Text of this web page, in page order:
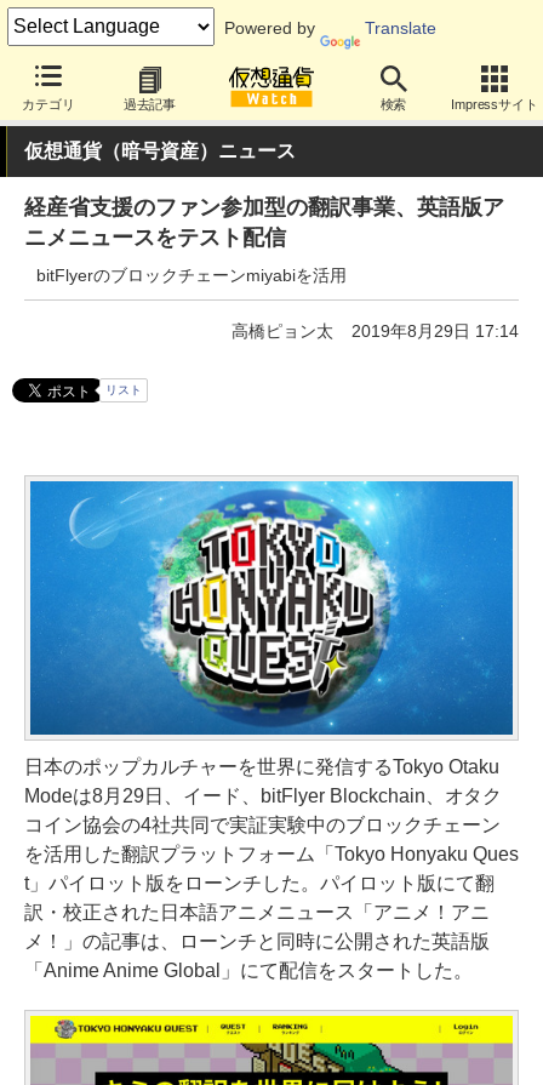
Powered by Translate
カテゴリ 過去記事 検索 Impressサイト
仮想通貨（暗号資産）ニュース
経産省支援のファン参加型の翻訳事業、英語版ア
ニメニュースをテスト配信
bitFlyerのブロックチェーンmiyabiを活用
高橋ピョン太 2019年8月29日 17:14
リスト
日本のポップカルチャーを世界に発信するTokyo Otaku
Modeは8月29日、イード、bitFlyer Blockchain、オタク
コイン協会の4社共同で実証実験中のブロックチェーン
を活用した翻訳プラットフォーム「Tokyo Honyaku Ques
t」パイロット版をローンチした。パイロット版にて翻
訳・校正された日本語アニメニュース「アニメ！アニ
メ！」の記事は、ローンチと同時に公開された英語版
「Anime Anime Global」にて配信をスタートした。